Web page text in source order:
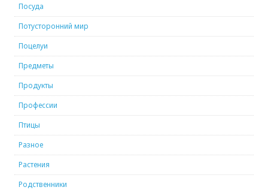
Посуда
Потусторонний мир
Поцелуи
Предметы
Продукты
Профессии
Птицы
Разное
Растения
Родственники